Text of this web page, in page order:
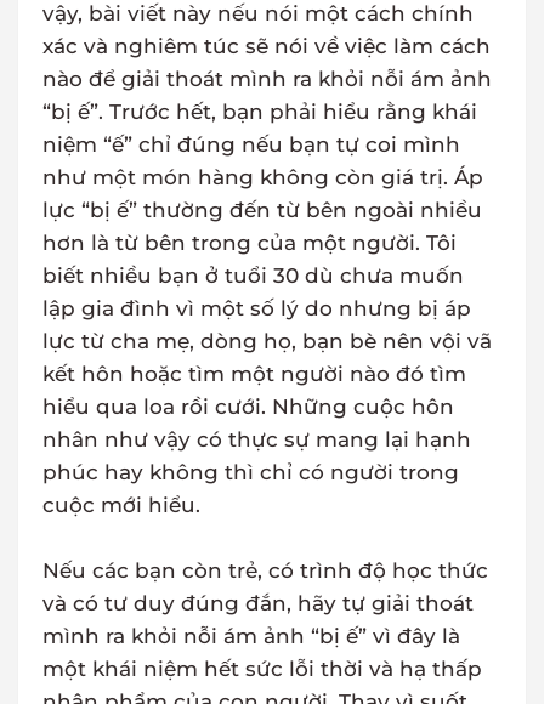
vậy, bài viết này nếu nói một cách chính
xác và nghiêm túc sẽ nói về việc làm cách
nào để giải thoát mình ra khỏi nỗi ám ảnh
“bị ế”. Trước hết, bạn phải hiểu rằng khái
niệm “ế” chỉ đúng nếu bạn tự coi mình
như một món hàng không còn giá trị. Áp
lực “bị ế” thường đến từ bên ngoài nhiều
hơn là từ bên trong của một người. Tôi
biết nhiều bạn ở tuổi 30 dù chưa muốn
lập gia đình vì một số lý do nhưng bị áp
lực từ cha mẹ, dòng họ, bạn bè nên vội vã
kết hôn hoặc tìm một người nào đó tìm
hiểu qua loa rồi cưới. Những cuộc hôn
nhân như vậy có thực sự mang lại hạnh
phúc hay không thì chỉ có người trong
cuộc mới hiểu.
Nếu các bạn còn trẻ, có trình độ học thức
và có tư duy đúng đắn, hãy tự giải thoát
mình ra khỏi nỗi ám ảnh “bị ế” vì đây là
một khái niệm hết sức lỗi thời và hạ thấp